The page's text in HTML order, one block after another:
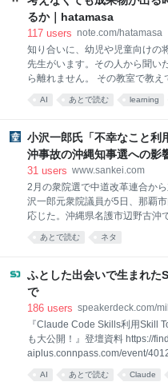
運営する立場から考えてみたい
伸びているのに、
APIで、地図の表示範囲内にあ
turboで検索を試せます。 過去
を自分のWebサーバーに置き
るか｜hatamasa
117 users note.com/hatamasa
知り合いに、幼児や児童向けの
先生がいます。その人から聞い
ら離れません。 その教室で教
ち方ではないそうです。 目的は
考え抜く「思考体力」をつける
の粘り自体を鍛えていて、将棋
いう話でした。 聞いた瞬間に、
事の話だと思った話を書き残そ
ムのEMをしています。Claude
が入って、実装のスピードは明
一方で、気になっていることが
と考える回数は増えるはずなの
間ない
AI あとで読む learning
小沢一郎氏「不幸なこと
沖事故の沖縄知事選への影
31 users www.sankei.com
2月の衆院選で中道改革連合か
沢一郎元衆院議員が5日、那覇
応じた。沖縄県名護市辺野古沖
社国際高（京都府）2年の女子
故が9月の県知事選に影響する
ことも利用し悪宣伝する人が増
頭に置いて認識し、対応しなく
た。 小沢氏によると、4日に長
てないぞ。非常に厳しい」と伝
城氏は「頑張る」と応じたとい
対応を示していないことについ
中道から沖縄3区に立候補し落
あとで読む ネタ
ふとした出会いで生まれた
で
186 users speakerdeck.com/
『Claude Code Skills利用Skill
も大公開！』登壇資料 https://
aiplus.connpass.com/event/
AI あとで読む Claude